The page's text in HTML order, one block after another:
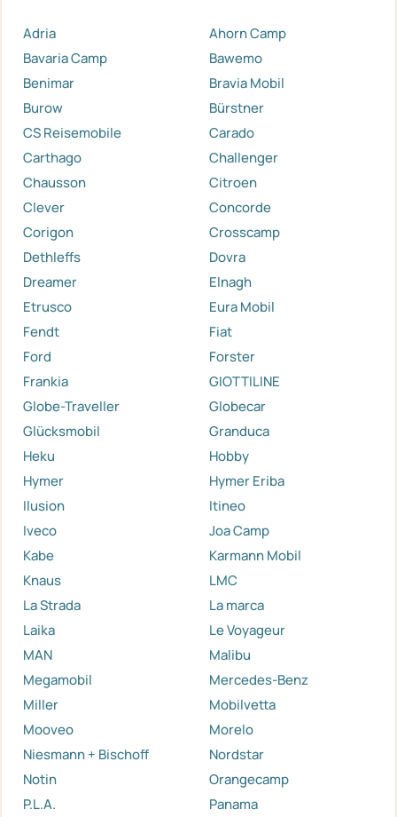
Adria
Ahorn Camp
Bavaria Camp
Bawemo
Benimar
Bravia Mobil
Burow
Bürstner
CS Reisemobile
Carado
Carthago
Challenger
Chausson
Citroen
Clever
Concorde
Corigon
Crosscamp
Dethleffs
Dovra
Dreamer
Elnagh
Etrusco
Eura Mobil
Fendt
Fiat
Ford
Forster
Frankia
GIOTTILINE
Globe-Traveller
Globecar
Glücksmobil
Granduca
Heku
Hobby
Hymer
Hymer Eriba
Ilusion
Itineo
Iveco
Joa Camp
Kabe
Karmann Mobil
Knaus
LMC
La Strada
La marca
Laika
Le Voyageur
MAN
Malibu
Megamobil
Mercedes-Benz
Miller
Mobilvetta
Mooveo
Morelo
Niesmann + Bischoff
Nordstar
Notin
Orangecamp
P.L.A.
Panama